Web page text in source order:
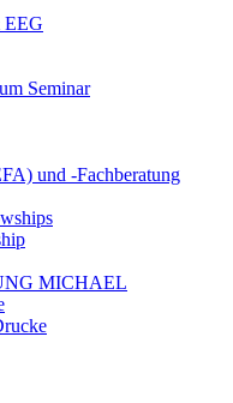
EEG
Seminar
und -Fachberatung
MICHAEL